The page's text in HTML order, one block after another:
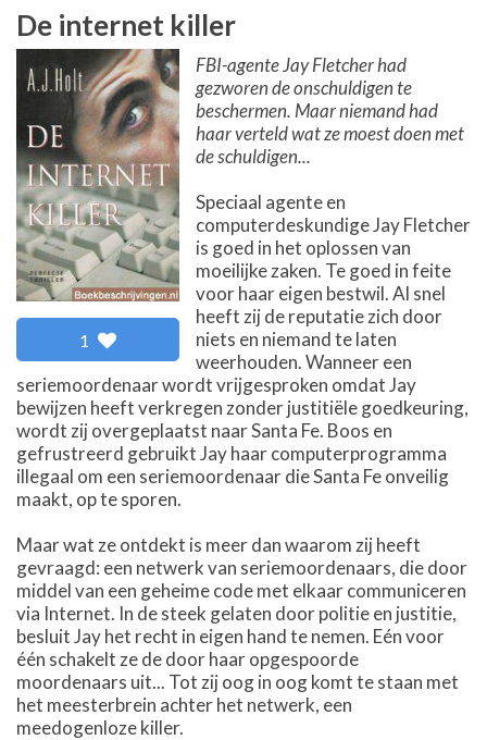
De internet killer
1
FBI-agente Jay Fletcher had
gezworen de onschuldigen te
beschermen. Maar niemand had
haar verteld wat ze moest doen met
de schuldigen...
Speciaal agente en
computerdeskundige Jay Fletcher
is goed in het oplossen van
moeilijke zaken. Te goed in feite
voor haar eigen bestwil. Al snel
heeft zij de reputatie zich door
niets en niemand te laten
weerhouden. Wanneer een
seriemoordenaar wordt vrijgesproken omdat Jay
bewijzen heeft verkregen zonder justitiële goedkeuring,
wordt zij overgeplaatst naar Santa Fe. Boos en
gefrustreerd gebruikt Jay haar computerprogramma
illegaal om een seriemoordenaar die Santa Fe onveilig
maakt, op te sporen.
Maar wat ze ontdekt is meer dan waarom zij heeft
gevraagd: een netwerk van seriemoordenaars, die door
middel van een geheime code met elkaar communiceren
via Internet. In de steek gelaten door politie en justitie,
besluit Jay het recht in eigen hand te nemen. Eén voor
één schakelt ze de door haar opgespoorde
moordenaars uit... Tot zij oog in oog komt te staan met
het meesterbrein achter het netwerk, een
meedogenloze killer.